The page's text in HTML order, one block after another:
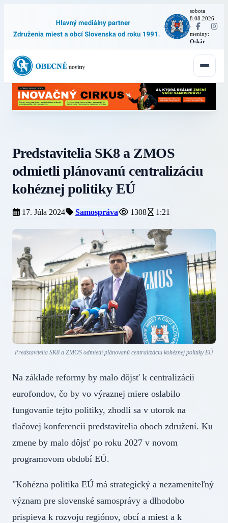
sobota
8.08.2026
·
meniny:
Oskár
Predstavitelia SK8 a ZMOS
odmietli plánovanú centralizáciu
kohéznej politiky EÚ
17. Júla 2024 Samospráva 1308 1:21
Predstavitelia SK8 a ZMOS odmietli plánovanú centralizáciu kohéznej politiky EÚ
Na základe reformy by malo dôjsť k centralizácii
eurofondov, čo by vo výraznej miere oslabilo
fungovanie tejto politiky, zhodli sa v utorok na
tlačovej konferencii predstavitelia oboch združení. Ku
zmene by malo dôjsť po roku 2027 v novom
programovom období EÚ.
"Kohézna politika EÚ má strategický a nezameniteľný
význam pre slovenské samosprávy a dlhodobo
prispieva k rozvoju regiónov, obcí a miest a k